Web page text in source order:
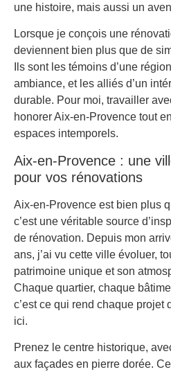
une histoire, mais aussi un
Lorsque je conçois une
deviennent bien plus que de
Ils sont les témoins d’une
ambiance, et les alliés d’un
durable. Pour moi, travailler
honorer Aix-en-Provence tout
espaces intemporels.
Aix-en-Provence : une
pour vos rénovations
Aix-en-Provence est bien plus
c’est une véritable source
de rénovation. Depuis mon
ans, j’ai vu cette ville évoluer,
patrimoine unique et son
Chaque quartier, chaque
c’est ce qui rend chaque projet
ici.
Prenez le centre historique,
aux façades en pierre dorée.